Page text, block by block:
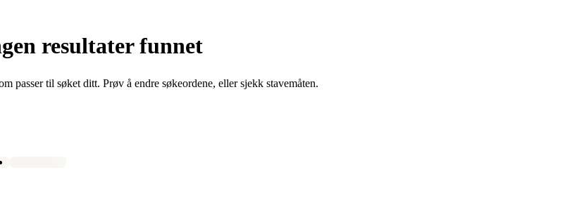
resultater funnet
passer til søket ditt. Prøv å endre søkeordene, eller sjekk stavemåten.